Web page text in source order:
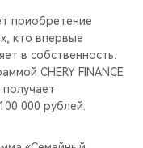
приобретение
кто впервые
в собственность.
CHERY FINANCE
получает
000 рублей.